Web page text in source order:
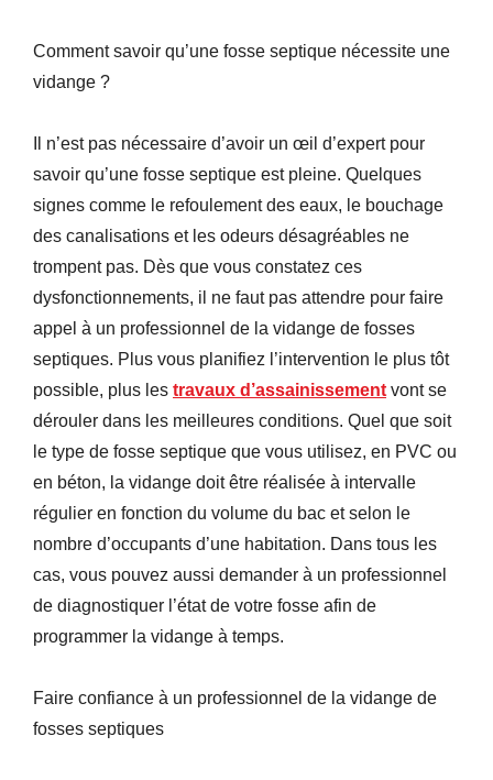
Comment savoir qu’une fosse septique nécessite une
vidange ?
Il n’est pas nécessaire d’avoir un œil d’expert pour
savoir qu’une fosse septique est pleine. Quelques
signes comme le refoulement des eaux, le bouchage
des canalisations et les odeurs désagréables ne
trompent pas. Dès que vous constatez ces
dysfonctionnements, il ne faut pas attendre pour faire
appel à un professionnel de la vidange de fosses
septiques. Plus vous planifiez l’intervention le plus tôt
possible, plus les travaux d’assainissement vont se
dérouler dans les meilleures conditions. Quel que soit
le type de fosse septique que vous utilisez, en PVC ou
en béton, la vidange doit être réalisée à intervalle
régulier en fonction du volume du bac et selon le
nombre d’occupants d’une habitation. Dans tous les
cas, vous pouvez aussi demander à un professionnel
de diagnostiquer l’état de votre fosse afin de
programmer la vidange à temps.
Faire confiance à un professionnel de la vidange de
fosses septiques